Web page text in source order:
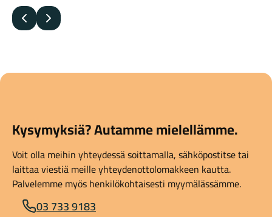
Edellinen
Seuraava
Kysymyksiä? Autamme mielellämme.
Voit olla meihin yhteydessä soittamalla, sähköpostitse tai
laittaa viestiä meille yhteydenottolomakkeen kautta.
Palvelemme myös henkilökohtaisesti myymälässämme.
03 733 9183